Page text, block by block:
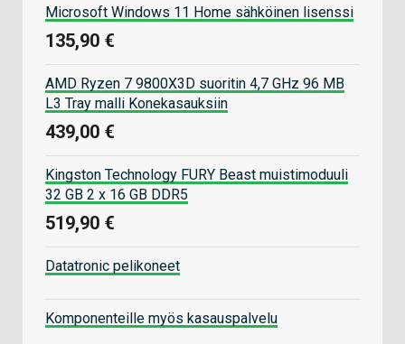
Microsoft Windows 11 Home sähköinen lisenssi
135,90 €
AMD Ryzen 7 9800X3D suoritin 4,7 GHz 96 MB
L3 Tray malli Konekasauksiin
439,00 €
Kingston Technology FURY Beast muistimoduuli
32 GB 2 x 16 GB DDR5
519,90 €
Datatronic pelikoneet
Komponenteille myös kasauspalvelu